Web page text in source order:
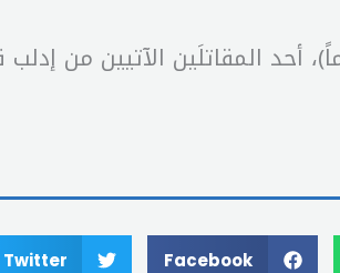
Facebook
Twitter